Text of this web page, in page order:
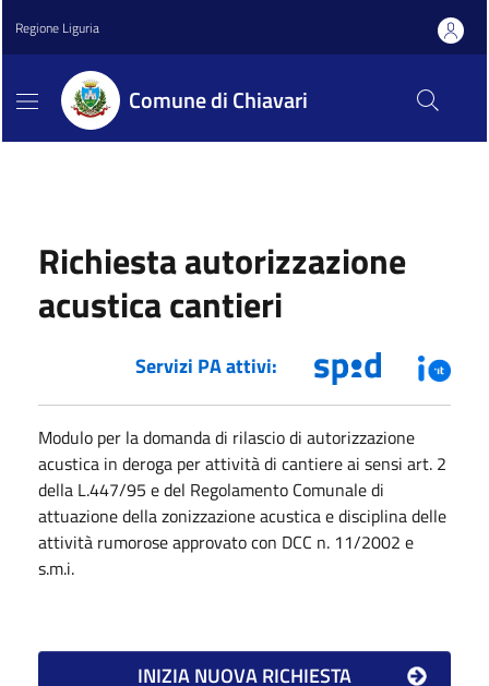
Regione Liguria
Comune di Chiavari
Richiesta autorizzazione
acustica cantieri
Servizi PA attivi:
Modulo per la domanda di rilascio di autorizzazione
acustica in deroga per attività di cantiere ai sensi art. 2
della L.447/95 e del Regolamento Comunale di
attuazione della zonizzazione acustica e disciplina delle
attività rumorose approvato con DCC n. 11/2002 e
s.m.i.